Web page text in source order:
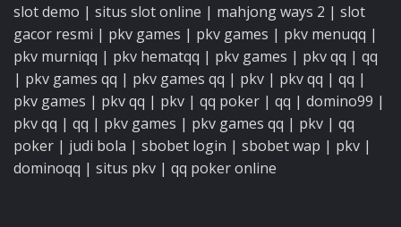
slot demo | situs slot online | mahjong ways 2 | slot
gacor resmi | pkv games | pkv games | pkv menuqq |
pkv murniqq | pkv hematqq | pkv games | pkv qq | qq
| pkv games qq | pkv games qq | pkv | pkv qq | qq |
pkv games | pkv qq | pkv | qq poker | qq | domino99 |
pkv qq | qq | pkv games | pkv games qq | pkv | qq
poker | judi bola | sbobet login | sbobet wap | pkv |
dominoqq | situs pkv | qq poker online